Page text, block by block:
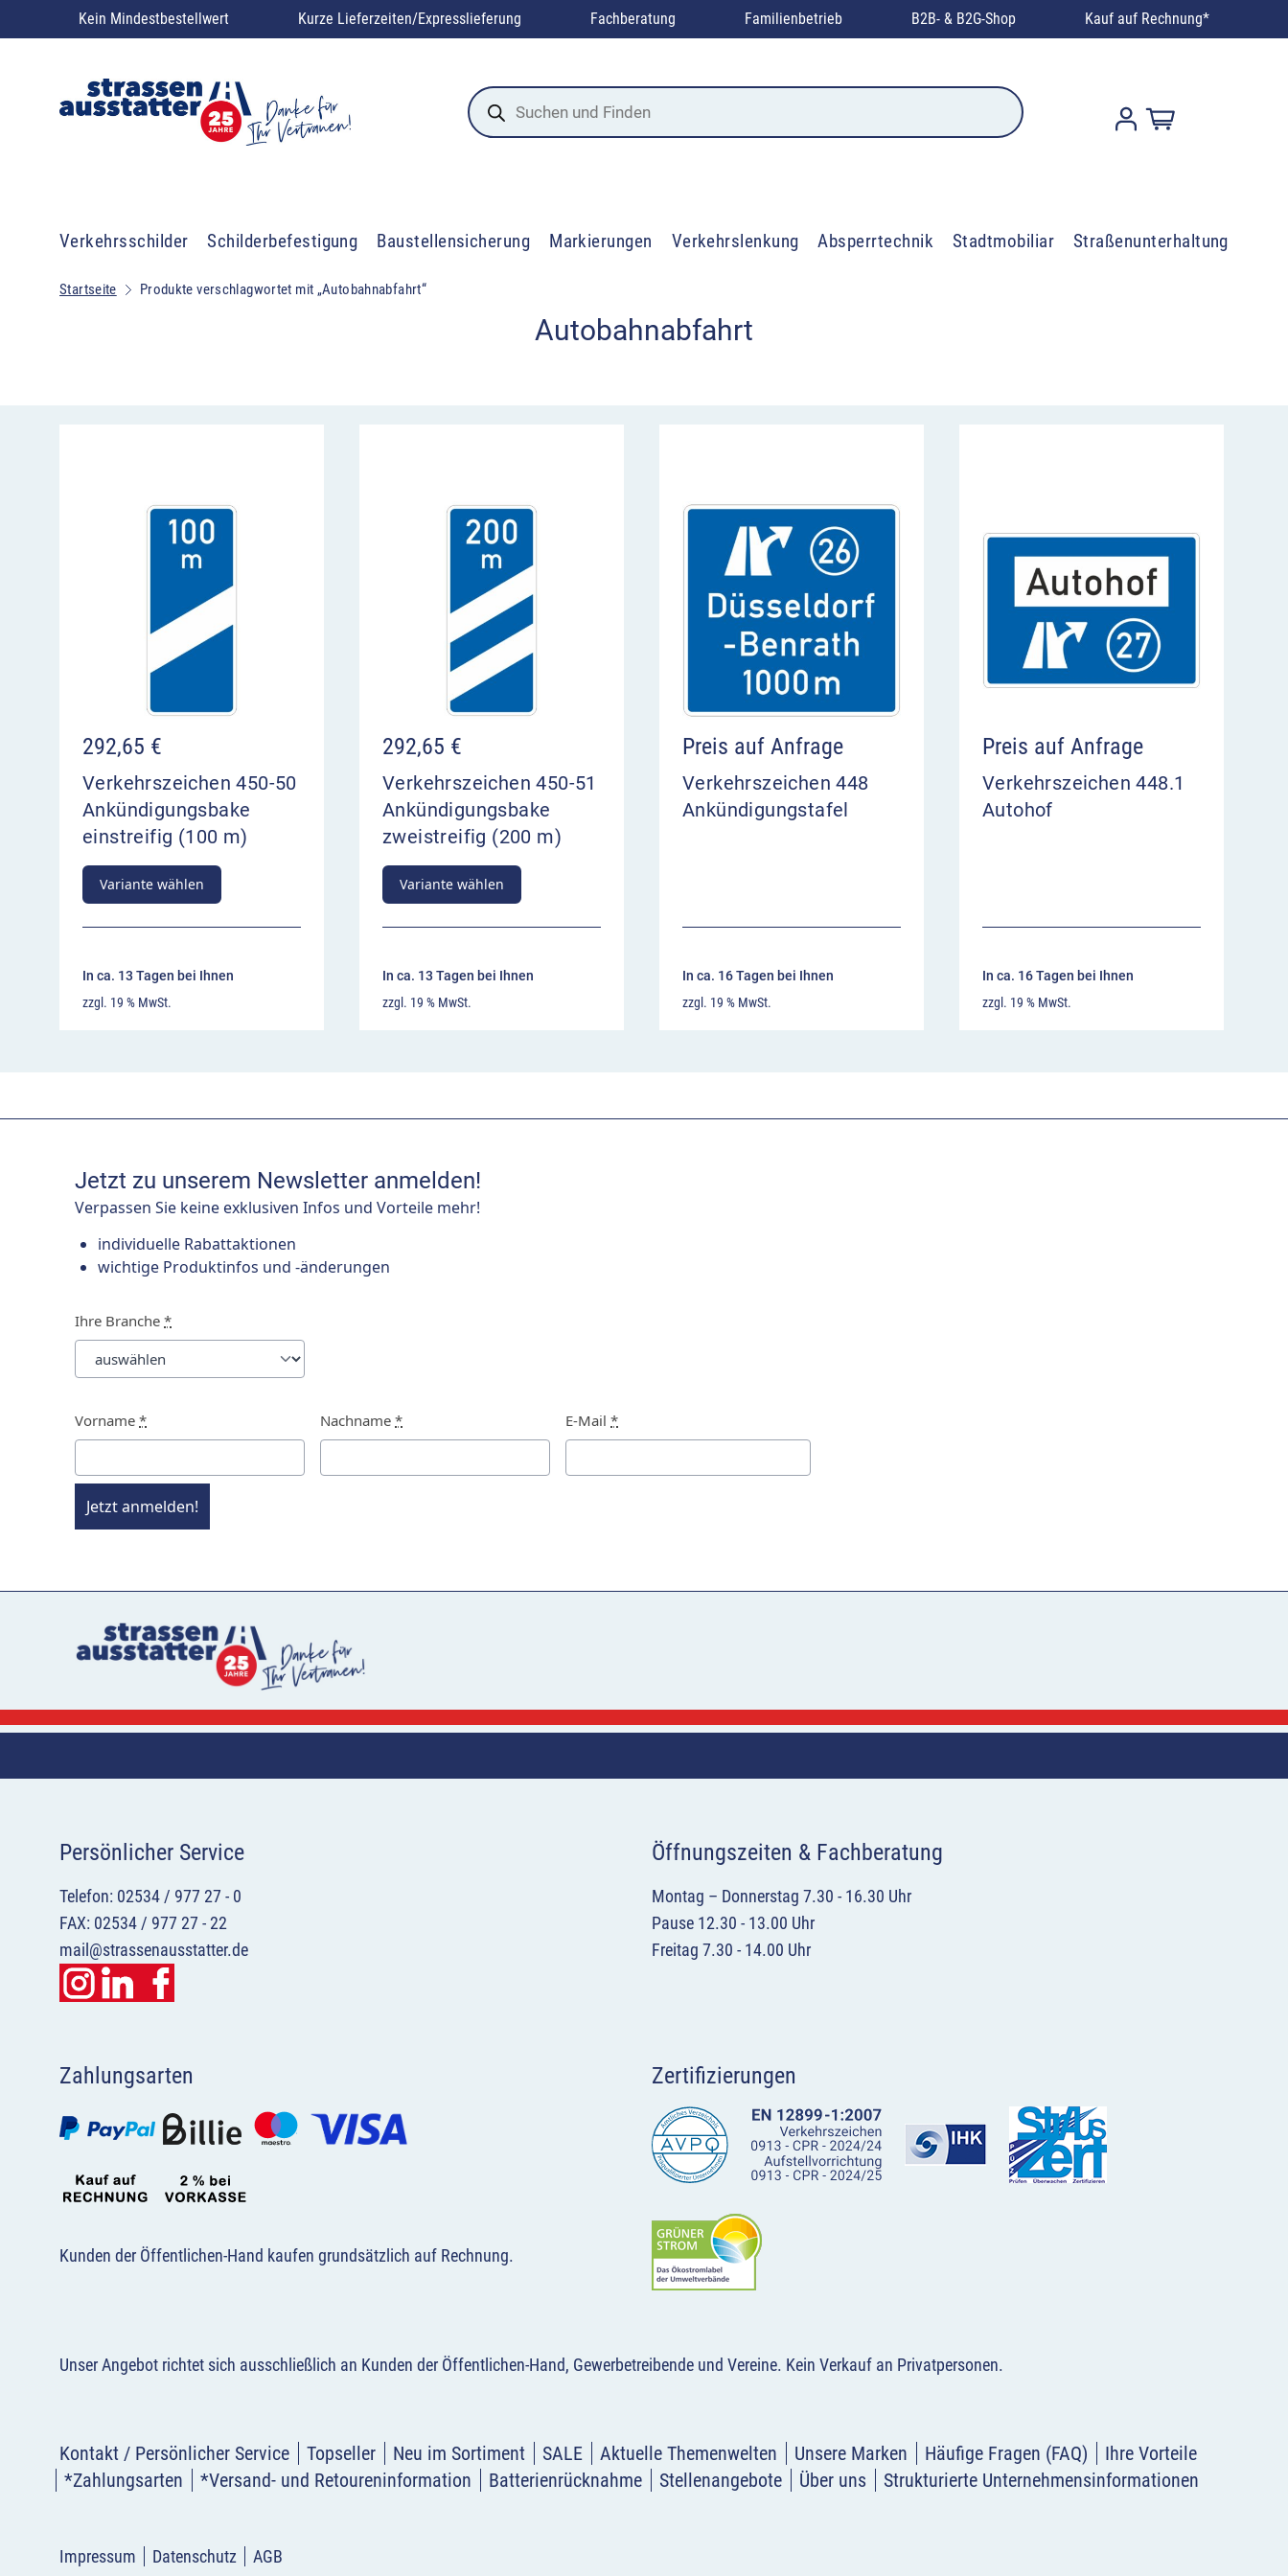
Kein Mindestbestellwert Kurze Lieferzeiten/Expresslieferung Fachberatung Familienbetrieb B2B- & B2G-Shop Kauf auf Rechnung*
Products
search
Verkehrsschilder Schilderbefestigung Baustellensicherung Markierungen Verkehrslenkung Absperrtechnik Stadtmobiliar Straßenunterhaltung
Startseite Produkte verschlagwortet mit „Autobahnabfahrt“
Autobahnabfahrt
292,65 €
Verkehrszeichen 450-50
Ankündigungsbake
einstreifig (100 m)
Variante wählen
In ca. 13 Tagen bei Ihnen
zzgl. 19 % MwSt.
292,65 €
Verkehrszeichen 450-51
Ankündigungsbake
zweistreifig (200 m)
Variante wählen
In ca. 13 Tagen bei Ihnen
zzgl. 19 % MwSt.
Preis auf Anfrage
Verkehrszeichen 448
Ankündigungstafel
In ca. 16 Tagen bei Ihnen
zzgl. 19 % MwSt.
Preis auf Anfrage
Verkehrszeichen 448.1
Autohof
In ca. 16 Tagen bei Ihnen
zzgl. 19 % MwSt.
Jetzt zu unserem Newsletter anmelden!
Verpassen Sie keine exklusiven Infos und Vorteile mehr!
individuelle Rabattaktionen
wichtige Produktinfos und -änderungen
Ihre Branche *
Vorname * Nachname * E-Mail *
Jetzt anmelden!
Persönlicher Service
Telefon: 02534 / 977 27 - 0
FAX: 02534 / 977 27 - 22
mail@strassenausstatter.de
Öffnungszeiten & Fachberatung
Montag – Donnerstag 7.30 - 16.30 Uhr
Pause 12.30 - 13.00 Uhr
Freitag 7.30 - 14.00 Uhr
Zahlungsarten
Kunden der Öffentlichen-Hand kaufen grundsätzlich auf Rechnung.
Zertifizierungen
Unser Angebot richtet sich ausschließlich an Kunden der Öffentlichen-Hand, Gewerbetreibende und Vereine. Kein Verkauf an Privatpersonen.
Kontakt / Persönlicher Service Topseller Neu im Sortiment SALE Aktuelle Themenwelten Unsere Marken Häufige Fragen (FAQ)
Ihre Vorteile
*Zahlungsarten
*Versand- und Retoureninformation Batterienrücknahme Stellenangebote Über uns Strukturierte Unternehmensinformationen
Impressum Datenschutz AGB